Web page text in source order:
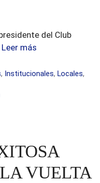
del Club
Leer más
, Institucionales, Locales,
VUELTA